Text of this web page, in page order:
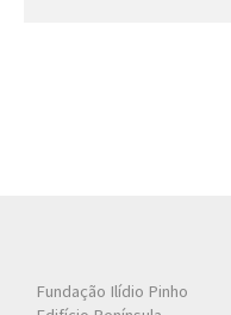
Fundação Ilídio Pinho